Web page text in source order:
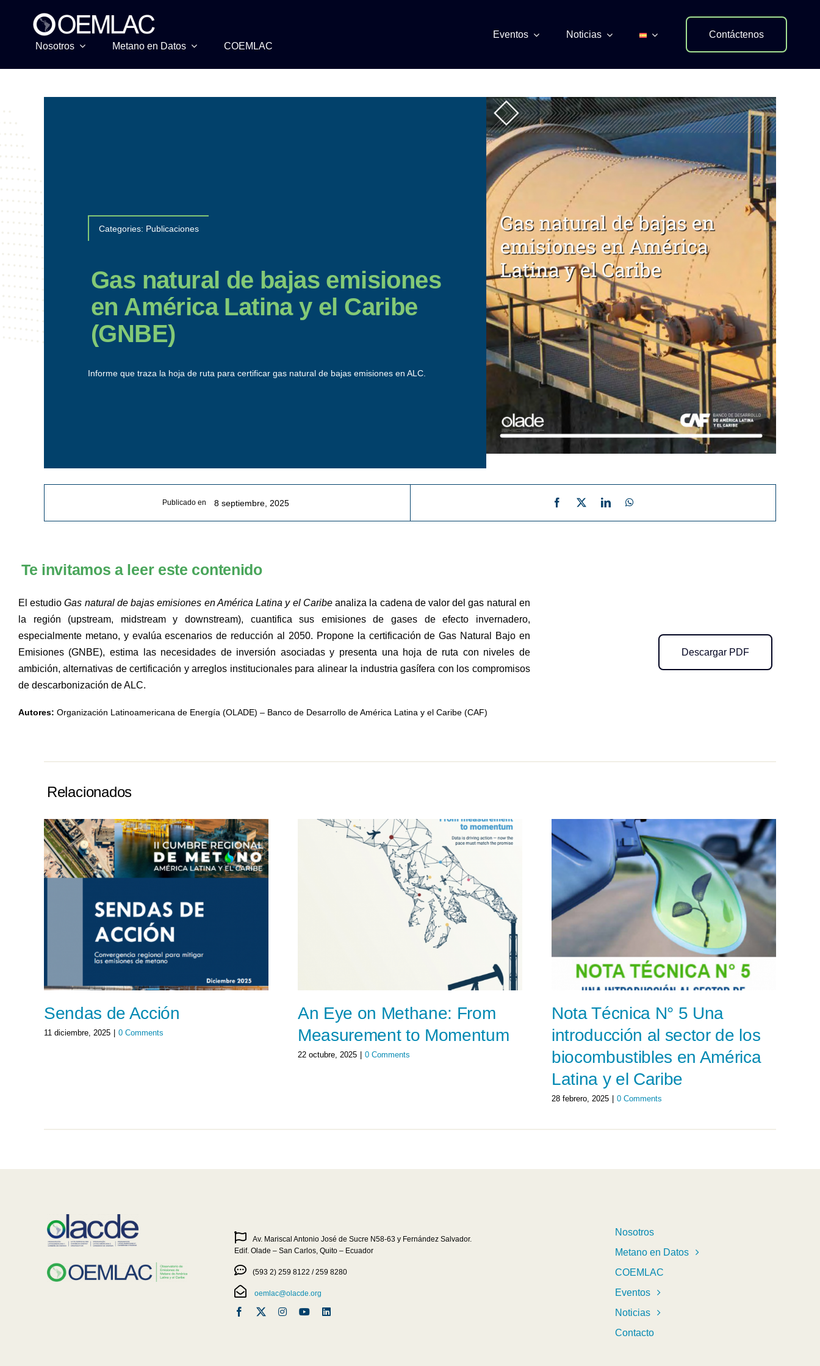
Nosotros Metano en Datos COEMLAC
Eventos Noticias Contáctenos
Categories: Publicaciones
Gas natural de bajas emisiones
en América Latina y el Caribe
(GNBE)
Informe que traza la hoja de ruta para certificar gas natural de bajas emisiones en ALC.
Publicado en 8 septiembre, 2025
Te invitamos a leer este contenido
El estudioGas natural de bajas emisiones en América Latina y el Caribeanaliza la cadena de valor del gas natural en
la región (upstream, midstream y downstream), cuantifica sus emisiones de gases de efecto invernadero,
especialmente metano, y evalúa escenarios de reducción al 2050. Propone la certificación de Gas Natural Bajo en
Emisiones (GNBE), estima las necesidades de inversión asociadas y presenta una hoja de ruta con niveles de
ambición, alternativas de certificación y arreglos institucionales para alinear la industria gasífera con los compromisos
de descarbonización de ALC.
Autores: Organización Latinoamericana de Energía (OLADE) – Banco de Desarrollo de América Latina y el Caribe (CAF)
Descargar PDF
Relacionados
Sendas de Acción
11 diciembre, 2025 0 Comments
An Eye on Methane: From
Measurement to Momentum
22 octubre, 2025 0 Comments
Nota Técnica N° 5 Una
introducción al sector de los
biocombustibles en América
Latina y el Caribe
28 febrero, 2025 0 Comments
Av. Mariscal Antonio José de Sucre N58-63 y Fernández Salvador.
Edif. Olade – San Carlos, Quito – Ecuador
(593 2) 259 8122 / 259 8280
oemlac@olacde.org
Nosotros
Metano en Datos
COEMLAC
Eventos
Noticias
Contacto